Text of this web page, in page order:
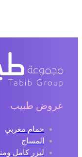
عروض طبيب
حمام مغربي
المساج
ليزر كامل